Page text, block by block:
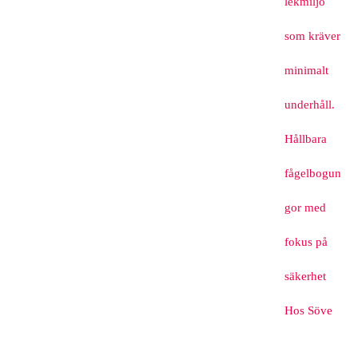
som kräver
minimalt
underhåll.
Hållbara
fågelbogun
gor med
fokus på
säkerhet
Hos Söve